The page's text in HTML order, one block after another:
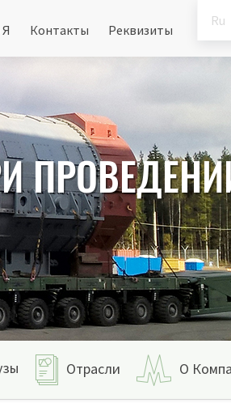
Ru
Контакты Реквизиты
Отрасли О